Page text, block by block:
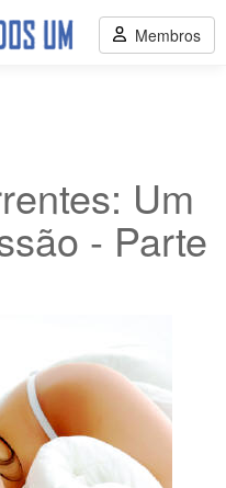
Um
- Parte
Membros